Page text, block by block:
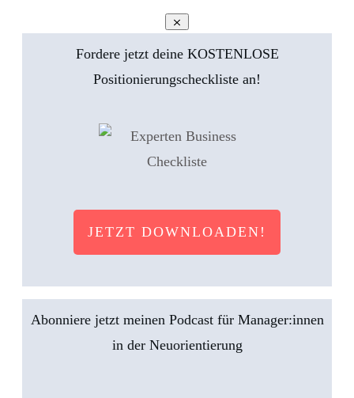
Fordere jetzt deine KOSTENLOSE
Positionierungscheckliste an!
JETZT DOWNLOADEN!
Abonniere jetzt meinen Podcast für Manager:innen
in der Neuorientierung